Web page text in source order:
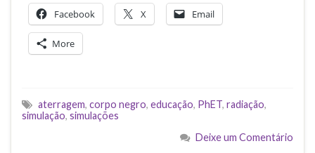
Facebook X Email
More
aterragem, corpo negro, educação, PhET, radiação,
simulação, simulações
Deixe um Comentário